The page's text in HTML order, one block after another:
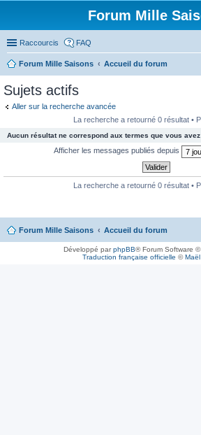
Forum Mille
Raccourcis FAQ
Forum Mille Saisons
Accueil du forum
Sujets actifs
Aller sur la recherche avancée
La recherche a retourné 0 résultat •
Aucun résultat ne correspond aux termes que vous avez
Afficher les messages publiés depuis
La recherche a retourné 0 résultat •
Forum Mille Saisons Accueil du forum
Développé parphpBB® Forum Software
Traduction française officielle ©